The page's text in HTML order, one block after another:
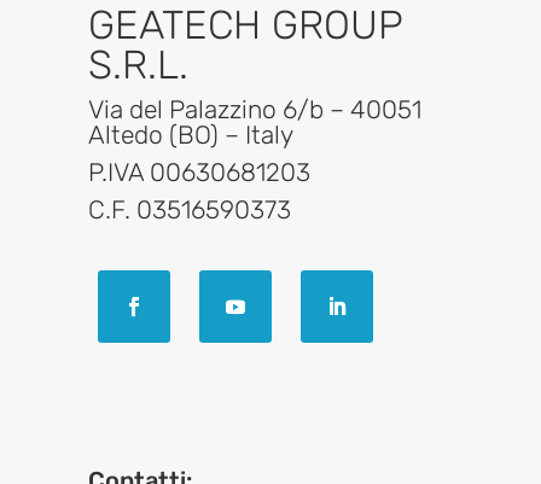
GEATECH GROUP
S.R.L.
Via del Palazzino 6/b – 40051
Altedo (BO) – Italy
P.IVA 00630681203
C.F. 03516590373